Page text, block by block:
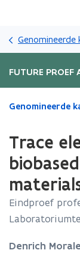
FUTURE PROEF
Gedaan
bevindt
zich
op:
Trace
elements
released
biobased
Genomineerde
Trace
Eindproef
Denrich